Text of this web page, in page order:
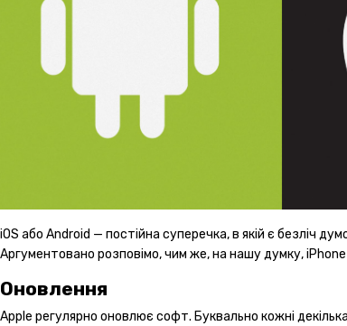
iOS або Android — постійна суперечка, в якій є безліч
Аргументовано розповімо, чим же, на нашу думку,
Оновлення
Apple регулярно оновлює софт. Буквально кожні